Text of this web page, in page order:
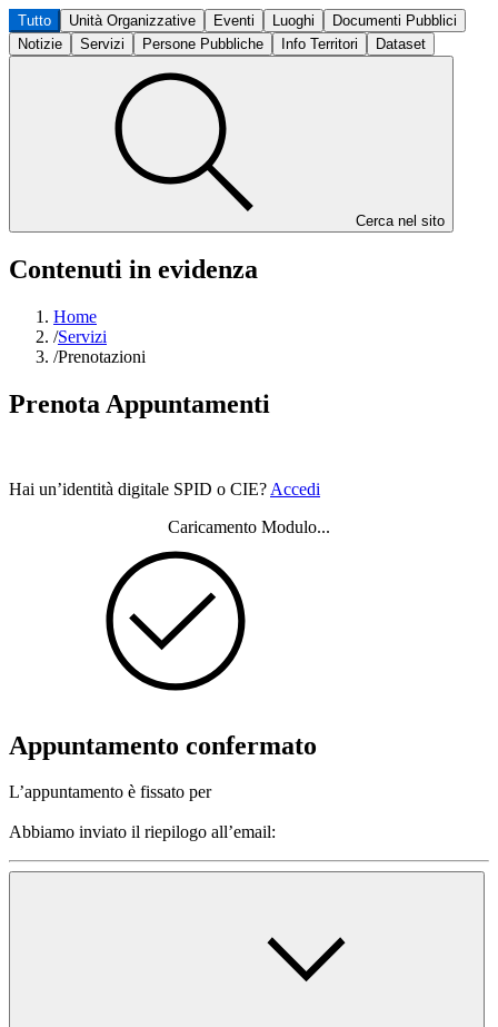
Tutto Unità Organizzative Eventi Luoghi
Documenti Pubblici
Notizie
Servizi Persone Pubbliche Info Territori Dataset
Cerca nel sito
Contenuti in evidenza
Home
/Servizi
/Prenotazioni
Prenota Appuntamenti
Hai un’identità digitale SPID o CIE? Accedi
Caricamento Modulo...
Appuntamento confermato
L’appuntamento è fissato per
Abbiamo inviato il riepilogo all’email: